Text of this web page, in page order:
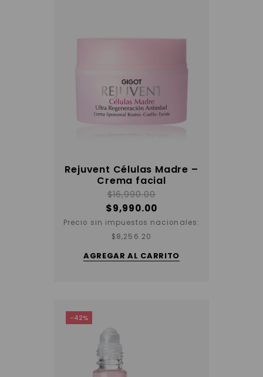
Rejuvent Células Madre –
Crema facial
$16,990.00
$9,990.00
Precio sin impuestos nacionales:
$8,256.20
AGREGAR AL CARRITO
-42%